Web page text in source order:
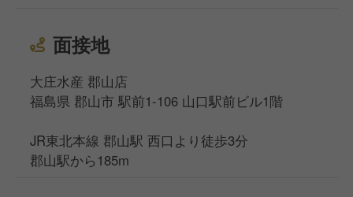
面接地
大庄水産 郡山店
福島県 郡山市 駅前1-106 山口駅前ビル1階
JR東北本線 郡山駅 西口より徒歩3分
郡山駅から185m